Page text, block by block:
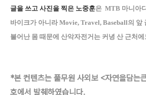
글을 쓰고 사진을 찍은 노중훈은 MTB 마니아
바이크가 아니라 Movie, Travel, Baseball의 앞
불어난 몸 때문에 산악자전거는 커녕 산 근처
*본 컨텐츠는 풀무원 사외보 <자연을담
호에서 발췌하였습니다.